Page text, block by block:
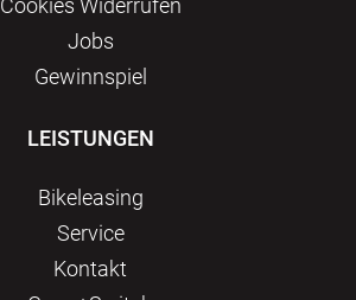
Сookies Widerrufen
Jobs
Gewinnspiel
LEISTUNGEN
Bikeleasing
Service
Kontakt